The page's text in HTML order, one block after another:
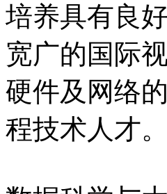
培养具有良
宽广的国际
硬件及网络
程技术人才。